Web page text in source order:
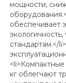
мощности,
обеспечивает
стандартам.</
кг облегчают